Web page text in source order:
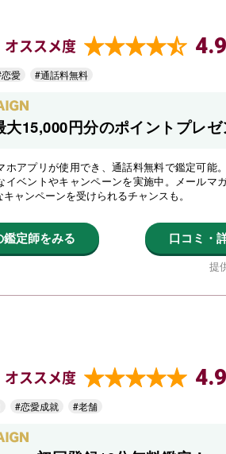
オススメ度
愛 #通話料無料
大15,000円分のポイントプレゼ
ホアプリが使用でき、通話料無料で鑑定可能
イベントやキャンペーンを実施中。メールマ
ャンペーンを受けられるチャンスも。
鑑定師をみる 口コミ・
提
オススメ度
#恋愛成就 #老舗